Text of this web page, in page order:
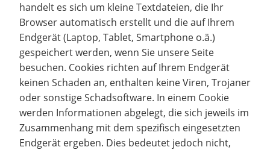
handelt es sich um kleine Textdateien, die Ihr
Browser automatisch erstellt und die auf Ihrem
Endgerät (Laptop, Tablet, Smartphone o.ä.)
gespeichert werden, wenn Sie unsere Seite
besuchen. Cookies richten auf Ihrem Endgerät
keinen Schaden an, enthalten keine Viren, Trojaner
oder sonstige Schadsoftware. In einem Cookie
werden Informationen abgelegt, die sich jeweils im
Zusammenhang mit dem spezifisch eingesetzten
Endgerät ergeben. Dies bedeutet jedoch nicht,